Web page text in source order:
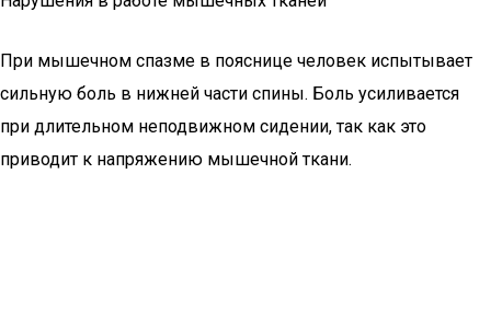
При мышечном спазме в пояснице человек испытывает
сильную боль в нижней части спины. Боль усиливается
при длительном неподвижном сидении, так как это
приводит к напряжению мышечной ткани.